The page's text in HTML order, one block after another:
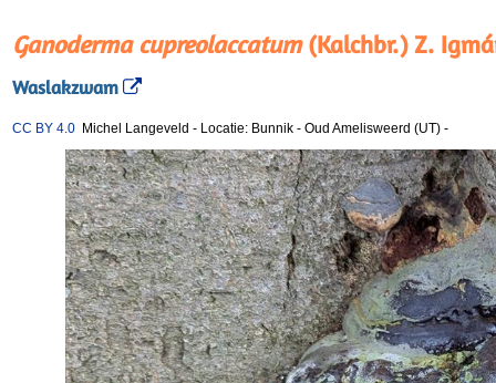
Ganoderma cupreolaccatum(Kalchbr.) Z.
Waslakzwam
CC BY 4.0 Michel Langeveld - Locatie: Bunnik - Oud Amelisweerd (UT) -